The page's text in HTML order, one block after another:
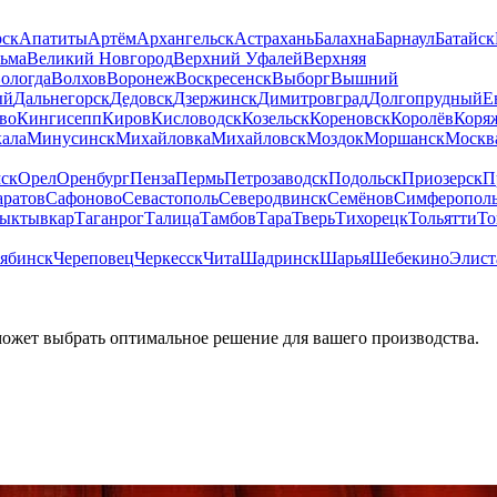
АпатитыАртёмАрхангельскАстраханьБалахнаБарнаулБатайск
Великий НовгородВерхний УфалейВерхняя
ВолховВоронежВоскресенскВыборгВышний
ДальнегорскДедовскДзержинскДимитровградДолгопрудный
КингисеппКировКисловодскКозельскКореновскКоролёв
МинусинскМихайловкаМихайловскМоздокМоршанск
ОрелОренбургПензаПермьПетрозаводскПодольскПриозерск
СафоновоСевастопольСеверодвинскСемёнов
ТаганрогТалицаТамбовТараТверьТихорецкТольятти
ЧереповецЧеркесскЧитаШадринскШарьяШебекино
выбрать оптимальное решение для вашего производства.